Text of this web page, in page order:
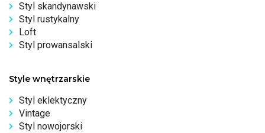
Styl skandynawski
Styl rustykalny
Loft
Styl prowansalski
Style wnętrzarskie
Styl eklektyczny
Vintage
Styl nowojorski